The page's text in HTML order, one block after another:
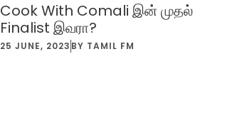
Cook With Comali இன் முதல்
Finalist இவரா?
25 JUNE, 2023 BY TAMIL FM